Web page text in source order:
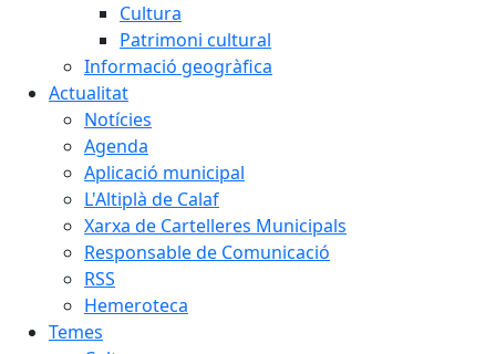
Cultura
Patrimoni cultural
Informació geogràfica
Actualitat
Notícies
Agenda
Aplicació municipal
L'Altiplà de Calaf
Xarxa de Cartelleres Municipals
Responsable de Comunicació
RSS
Hemeroteca
Temes